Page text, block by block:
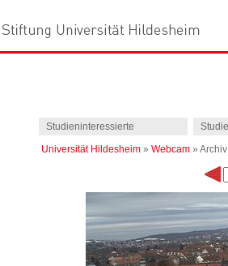
Studieninteressierte
Universität Hildesheim » Webcam » Archiv